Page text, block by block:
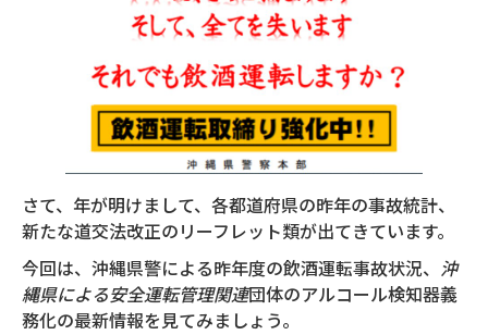
さて、年が明けまして、各都道府県の昨年の事故統計、
新たな道交法改正のリーフレット類が出てきています。
今回は、沖縄県警による昨年度の飲酒運転事故状況、 沖
縄県による安全運転管理関連団体のアルコール検知器義
務化の最新情報を見てみましょう。